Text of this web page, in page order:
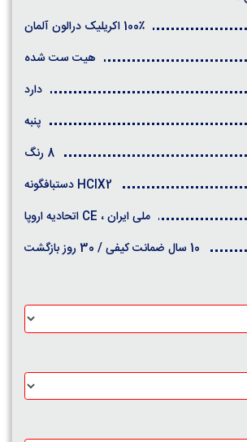
100٪ اکریلیک درالون آلمان
هیت ست شده
دارد
پنبه
8 رنگ
HCIX2 دستبافگونه
ملی ایران ، CE اتحادیه اروپا
10 سال ضمانت کیفی / 30 روز بازگشت